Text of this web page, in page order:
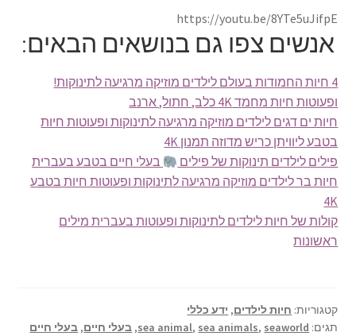
https://youtu.be/8YTe5uJifpE
אנשים צפו גם בנושאים הבאים:
4 חיות החמודות בעולם לילדים מוזיקה מרגיעה לתינוקות!
ופעוטות חיות מחמד 4K כלב, חתול, ארנב
חיות ים דגים לילדים מוזיקה מרגיעה לתינוקות ופעוטות חיות
בטבע ליוויתן כריש מדוזה תמנון 4K
פילים לילדים תינוקות של פילים
בעלי חיים בטבע בעברית
חיות בר לילדים מוזיקה מרגיעה לתינוקות ופעוטות חיות בטבע
4K
קולות של חיות לילדים לתינוקות ופעוטות בעברית מילים
ראשונות
קטגוריות: חיות לילדים, ידע כללי
תגים:
sea animal, sea animals, seaworld
, בעלי חיים, בעלי חיים